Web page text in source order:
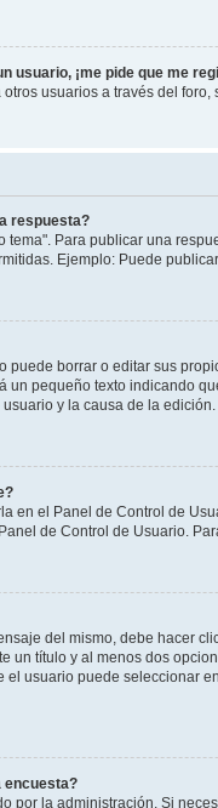
usuario, ¡me pide que me
usuarios a través del
respuesta?
Para publicar una
Ejemplo: Puede
puede borrar o editar sus
un pequeño texto indicando
y la causa de la
en el Panel de Control de
de Control de Usuario.
del mismo, debe hacer
un título y al menos dos
usuario puede seleccionar
encuesta?
por la administración. Si